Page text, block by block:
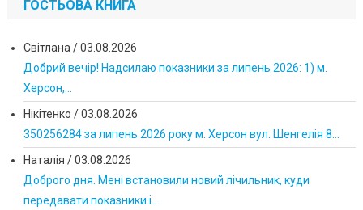
ГОСТЬОВА КНИГА
Світлана /03.08.2026
Добрий вечір! Надсилаю показники за липень 2026: 1) м.
Херсон,...
Нікітенко /03.08.2026
350256284 за липень 2026 року м. Херсон вул. Шенгелія 8...
Наталія /03.08.2026
Доброго дня. Мені встановили новий лічильник, куди
передавати показники і...